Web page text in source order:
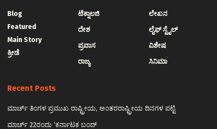
Blog
Featured
Main Story
ಕ್ರೀಡೆ
ಟೆಕ್ನಾಲಜಿ
ದೇಶ
ಪ್ರವಾಸ
ರಾಜ್ಯ
ಲೇಖನ
ಲೈಫ್ ಸ್ಟೈಲ್
ವಿಶೇಷ
ಸಿನಿಮಾ
Recent Posts
ಮಾರ್ಚ್ ತಿಂಗಳ ಪ್ರಮುಖ ರಾಷ್ಟ್ರೀಯ, ಅಂತರರಾಷ್ಟ್ರೀಯ ದಿನಗಳ ಪಟ್ಟಿ
ಮಾರ್ಚ್ 22ರಂದು ‘ಕರ್ನಾಟಕ ಬಂದ್